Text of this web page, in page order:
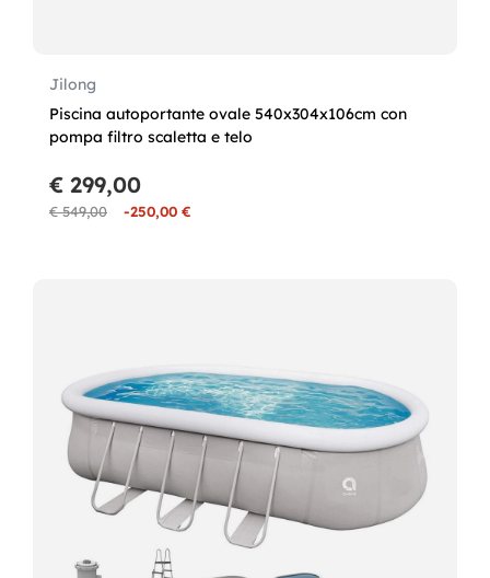
Jilong
Piscina autoportante ovale 540x304x106cm con
pompa filtro scaletta e telo
€ 549,00 -250,00 €
€ 299,00